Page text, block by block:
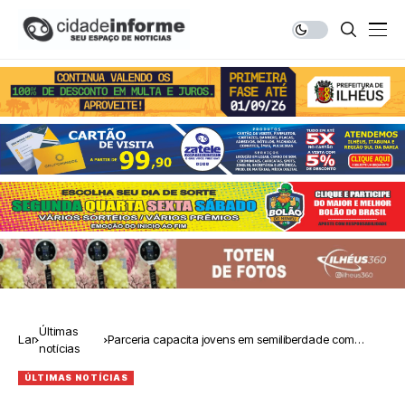
Lar
Últimas
notícias
Parceria capacita jovens em semiliberdade com
ÚLTIMAS NOTÍCIAS